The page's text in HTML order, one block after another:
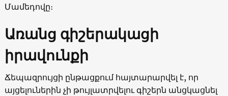
Մամեդովը։
Առանց գիշերակացի
իրավունքի
Ճեպազրույցի ընթացքում հայտարարվել է, որ
այցելուներին չի թույլատրվելու գիշերն անցկացնել